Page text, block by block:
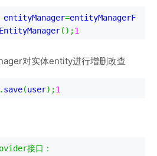
entityManager=entityManagerF
();1
对实体entity进行增删改查
. save(user);1
接口：